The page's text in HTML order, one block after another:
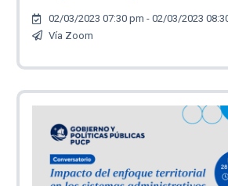
02/03/2023 07:30 pm - 02/03/2023
Vía Zoom